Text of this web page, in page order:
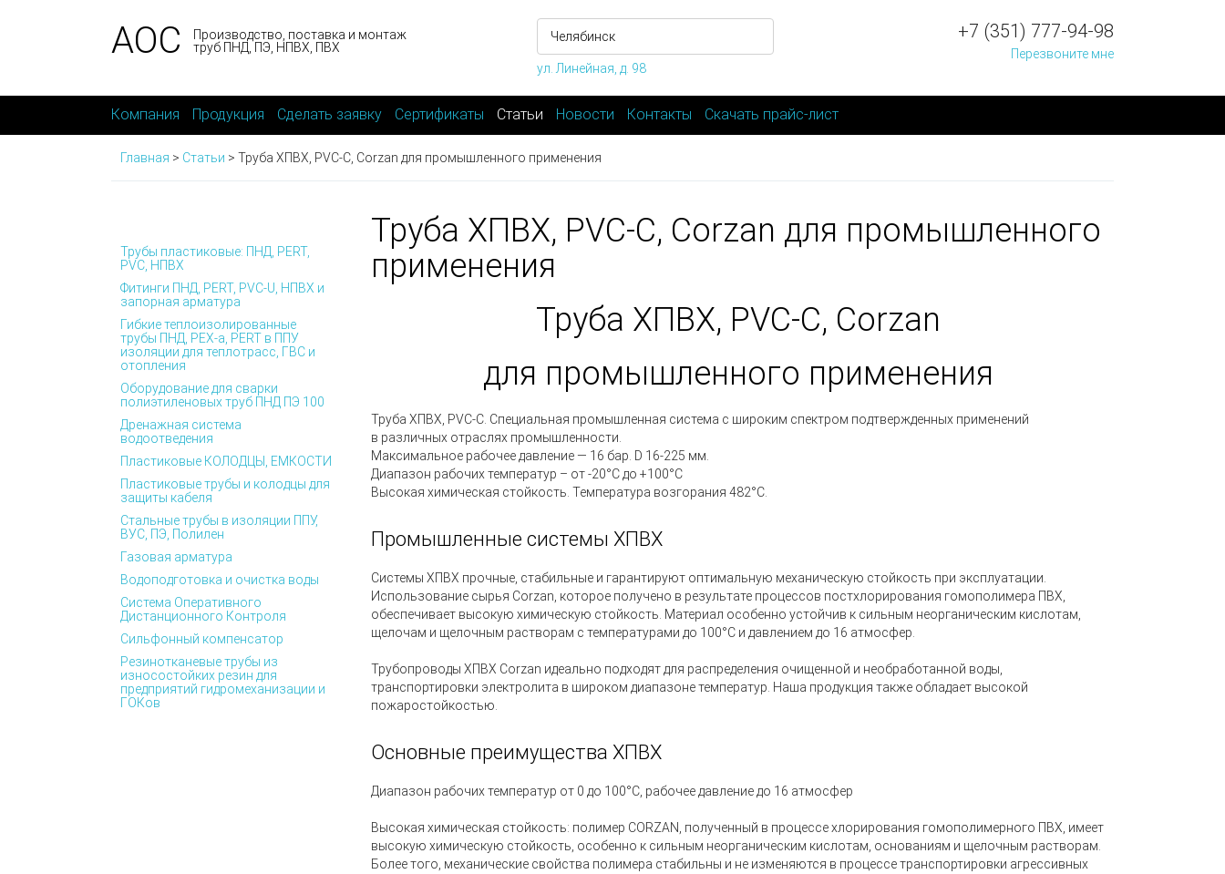
АОС
Производство, поставка и монтаж
труб ПНД, ПЭ, НПВХ, ПВХ
ул. Линейная, д. 98
+7 (351) 777-94-98
Перезвоните мне
Компания Продукция Сделать заявку Сертификаты Статьи Новости Контакты Скачать прайс-лист
Главная > Статьи > Труба ХПВХ, PVC-C, Corzan для промышленного применения
Труба ХПВХ, PVC-C, Corzan для промышленного
применения
Труба ХПВХ, PVC-C, Corzan
для промышленного применения
Труба ХПВХ, PVC-C Специальная промышленная система с широким спектром подтвержденных применений
в различных отраслях промышленности.
Максимальное рабочее давление — 16 бар. D 16-225 мм.
Диапазон рабочих температур – от -20°С до +100°С
Высокая химическая стойкость. Температура возгорания 482°С.
Промышленные системы ХПВХ
Системы ХПВХ прочные, стабильные и гарантируют оптимальную механическую стойкость при эксплуатации.
Использование сырья Corzan, которое получено в результате процессов постхлорирования гомополимера ПВХ,
обеспечивает высокую химическую стойкость. Материал особенно устойчив к сильным неорганическим кислотам,
щелочам и щелочным растворам с температурами до 100°C и давлением до 16 атмосфер.
Трубопроводы ХПВХ Corzan идеально подходят для распределения очищенной и необработанной воды,
транспортировки электролита в широком диапазоне температур. Наша продукция также обладает высокой
пожаростойкостью.
Основные преимущества ХПВХ
Диапазон рабочих температур от 0 до 100°С, рабочее давление до 16 атмосфер
Высокая химическая стойкость: полимер CORZAN, полученный в процессе хлорирования гомополимерного ПВХ, имеет
высокую химическую стойкость, особенно к сильным неорганическим кислотам, основаниям и щелочным растворам.
Более того, механические свойства полимера стабильны и не изменяются в процессе транспортировки агрессивных
Трубы пластиковые: ПНД, PERT,
PVC, НПВХ
Фитинги ПНД, PERT, PVC-U, НПВХ и
запорная арматура
Гибкие теплоизолированные
трубы ПНД, PEX-а, PERT в ППУ
изоляции для теплотрасс, ГВС и
отопления
Оборудование для сварки
полиэтиленовых труб ПНД ПЭ 100
Дренажная система
водоотведения
Пластиковые КОЛОДЦЫ, ЕМКОСТИ
Пластиковые трубы и колодцы для
защиты кабеля
Стальные трубы в изоляции ППУ,
ВУС, ПЭ, Полилен
Газовая арматура
Водоподготовка и очистка воды
Система Оперативного
Дистанционного Контроля
Сильфонный компенсатор
Резинотканевые трубы из
износостойких резин для
предприятий гидромеханизации и
ГОКов